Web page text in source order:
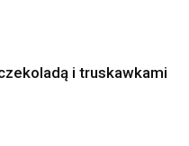
i truskawkami